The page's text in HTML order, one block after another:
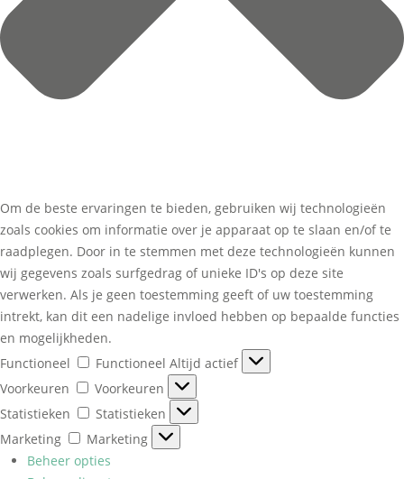
Om de beste ervaringen te bieden, gebruiken wij technologieën
zoals cookies om informatie over je apparaat op te slaan en/of te
raadplegen. Door in te stemmen met deze technologieën kunnen
wij gegevens zoals surfgedrag of unieke ID's op deze site
verwerken. Als je geen toestemming geeft of uw toestemming
intrekt, kan dit een nadelige invloed hebben op bepaalde functies
en mogelijkheden.
Functioneel
Functioneel Altijd actief
Voorkeuren
Voorkeuren
Statistieken
Statistieken
Marketing
Marketing
Beheer opties